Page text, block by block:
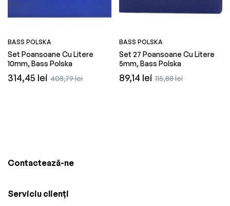
BASS POLSKA
Set Poansoane Cu Litere
10mm, Bass Polska
Preț
314,45 lei Preț
408,79 lei
BASS POLSKA
Set 27 Poansoane Cu Litere
5mm, Bass Polska
Preț
89,14 leiPreț
115,88 lei
Contactează-ne
Serviciu clienți